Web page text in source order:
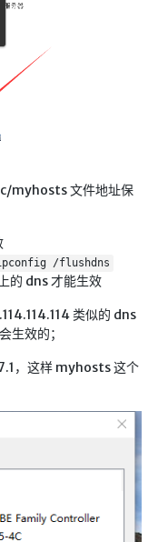
myhosts 文件地址保
/flushdns
的 dns 才能生效
类似的 dns
生效的；
，这样 myhosts 这个